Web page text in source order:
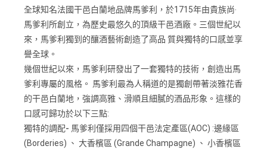
全球知名法國干邑白蘭地品牌馬爹利，於1715年由貴族尚‧
馬爹利所創立，為歷史最悠久的頂級干邑酒廠。三個世紀以
來，馬爹利獨到的釀酒藝術創造了高品 質與獨特的口感並享
譽全球。
幾個世紀以來，馬爹利研發出了一套獨特的技術，創造出馬
爹利專屬的風格。 馬爹利最為人稱道的是獨創帶著淡雅花香
的干邑白蘭地，強調高雅、滑順且細膩的酒品形象。這樣的
口感可歸功於以下三點:
獨特的調配- 馬爹利僅採用四個干邑法定產區(AOC) :邊緣區
(Borderies) 、 大香檳區 (Grande Champagne) 、 小香檳區